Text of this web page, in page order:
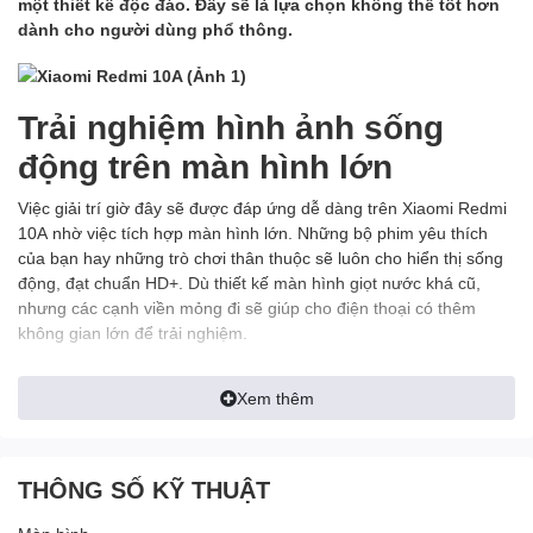
một thiết kế độc đáo. Đây sẽ là lựa chọn không thể tốt hơn
dành cho người dùng phổ thông.
Trải nghiệm hình ảnh sống
động trên màn hình lớn
Việc giải trí giờ đây sẽ được đáp ứng dễ dàng trên Xiaomi Redmi
10A nhờ việc tích hợp màn hình lớn. Những bộ phim yêu thích
của bạn hay những trò chơi thân thuộc sẽ luôn cho hiển thị sống
động, đạt chuẩn HD+. Dù thiết kế màn hình giọt nước khá cũ,
nhưng các cạnh viền mỏng đi sẽ giúp cho điện thoại có thêm
không gian lớn để trải nghiệm.
Thỏa thích sử dụng, không lo
hết pin
Đi kèm với màn hình lớn sẽ là viên pin dung lượng cao và tất
Xem thêm
THÔNG SỐ KỸ THUẬT